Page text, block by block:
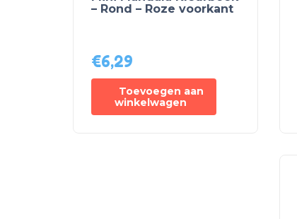
– Rond – Roze voorkant
€6,29
Toevoegen aan
winkelwagen